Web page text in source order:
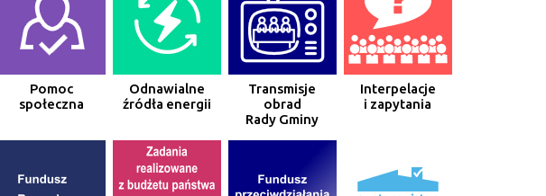
Pomoc
społeczna
Odnawialne
źródła energii
Transmisje
obrad
Rady Gminy
Interpelacje
i zapytania